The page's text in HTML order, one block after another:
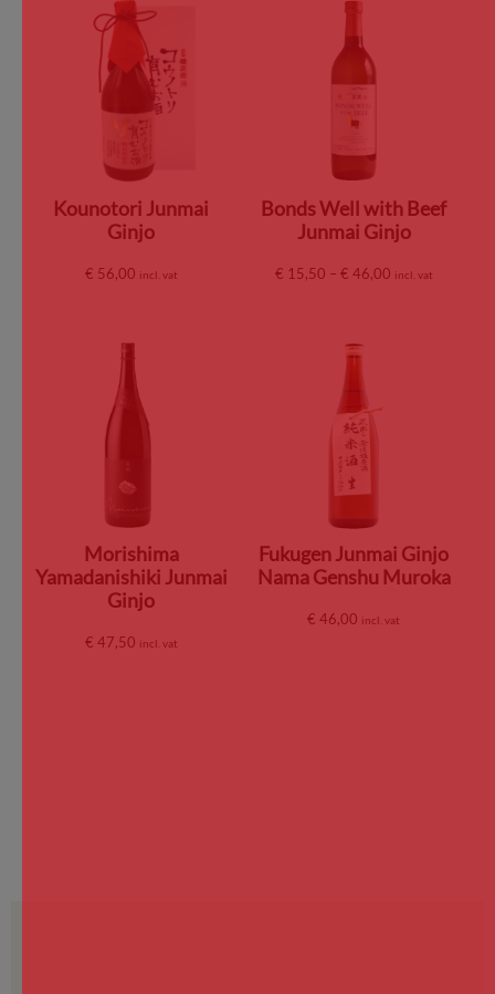
Kounotori Junmai
Ginjo
€ 56,00 incl. vat
Bonds Well with Beef
Junmai Ginjo
€ 15,50 – € 46,00 incl. vat
Morishima
Yamadanishiki Junmai
Ginjo
€ 47,50 incl. vat
Fukugen Junmai Ginjo
Nama Genshu Muroka
€ 46,00 incl. vat